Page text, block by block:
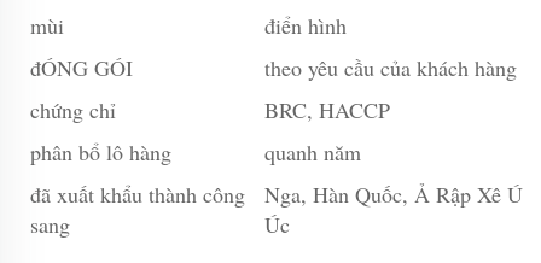
mùi
điển hình
đÓNG GÓI
theo yêu cầu của khách hàng
chứng chỉ
BRC, HACCP
phân bổ lô hàng
quanh năm
đã xuất khẩu thành công
sang
Nga, Hàn Quốc, Ả Rập Xê Út,
Úc